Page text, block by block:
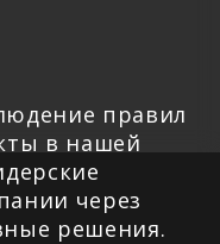
правил
в нашей
через
решения.